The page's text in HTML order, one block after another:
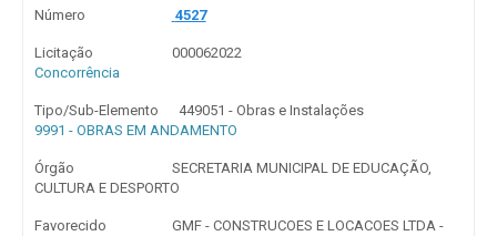
Número 4527
Licitação
000062022
Concorrência
Tipo/Sub-Elemento
449051 - Obras e Instalações
9991 - OBRAS EM ANDAMENTO
Órgão
SECRETARIA MUNICIPAL DE EDUCAÇÃO,
CULTURA E DESPORTO
Favorecido
GMF - CONSTRUCOES E LOCACOES LTDA -